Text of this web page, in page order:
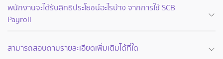
พนักงานจะได้รับสิทธิประโยชน์อะไรบ้าง จากการใช้ SCB
Payroll
สามารถสอบถามรายละเอียดเพิ่มเติมได้ที่ใด